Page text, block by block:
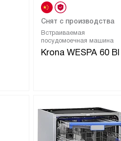
Встраиваемая
посудомоечная машина
Krona WESPA 60 BI
Снят с производства